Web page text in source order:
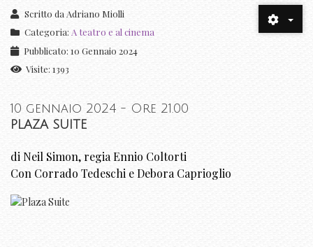
Scritto da Adriano Miolli
Categoria: A teatro e al cinema
Pubblicato: 10 Gennaio 2024
Visite: 1393
10 gennaio 2024 - Ore 21.00
PLAZA SUITE
di Neil Simon, regia Ennio Coltorti
Con Corrado Tedeschi e Debora Caprioglio